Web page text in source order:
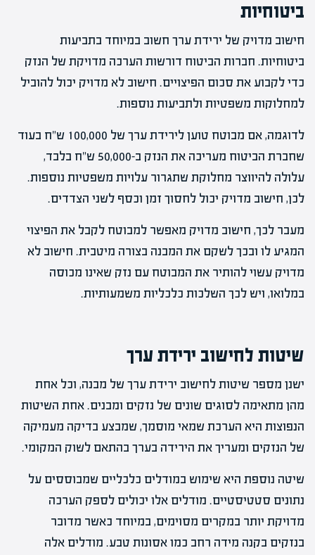
ביטוחיות
חישוב מדויק של ירידת ערך חשוב במיוחד בתביעות
ביטוחיות. חברות הביטוח דורשות הערכה מדויקת של הנזק
כדי לקבוע את סכום הפיצויים. חישוב לא מדויק יכול להוביל
למחלוקות משפטיות ולתביעות נוספות.
לדוגמה, אם מבוטח טוען לירידת ערך של 100,000 ש"ח בעוד
שחברת הביטוח מעריכה את הנזק ב-50,000 ש"ח בלבד,
עלולה להיווצר מחלוקת שתגרור עלויות משפטיות נוספות.
לכן, חישוב מדויק יכול לחסוך זמן וכסף לשני הצדדים.
מעבר לכך, חישוב מדויק מאפשר למבוטח לקבל את הפיצוי
המגיע לו ובכך לשקם את המבנה בצורה מיטבית. חישוב לא
מדויק עשוי להותיר את המבוטח עם נזק שאינו מכוסה
במלואו, ויש לכך השלכות כלכליות משמעותיות.
שיטות לחישוב ירידת ערך
ישנן מספר שיטות לחישוב ירידת ערך של מבנה, וכל אחת
מהן מתאימה לסוגים שונים של נזקים ומבנים. אחת השיטות
הנפוצות היא הערכת שמאי מוסמך, שמבצע בדיקה מעמיקה
של הנזקים ומעריך את הירידה בערך בהתאם לשוק המקומי.
שיטה נוספת היא שימוש במודלים כלכליים שמבוססים על
נתונים סטטיסטיים. מודלים אלו יכולים לספק הערכה
מדויקת יותר במקרים מסוימים, במיוחד כאשר מדובר
בנזקים בקנה מידה רחב כמו אסונות טבע. מודלים אלה